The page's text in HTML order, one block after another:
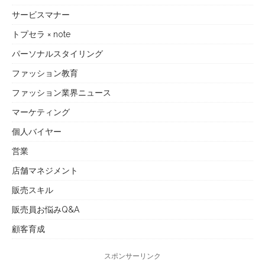
サービスマナー
トプセラ × note
パーソナルスタイリング
ファッション教育
ファッション業界ニュース
マーケティング
個人バイヤー
営業
店舗マネジメント
販売スキル
販売員お悩みQ&A
顧客育成
スポンサーリンク